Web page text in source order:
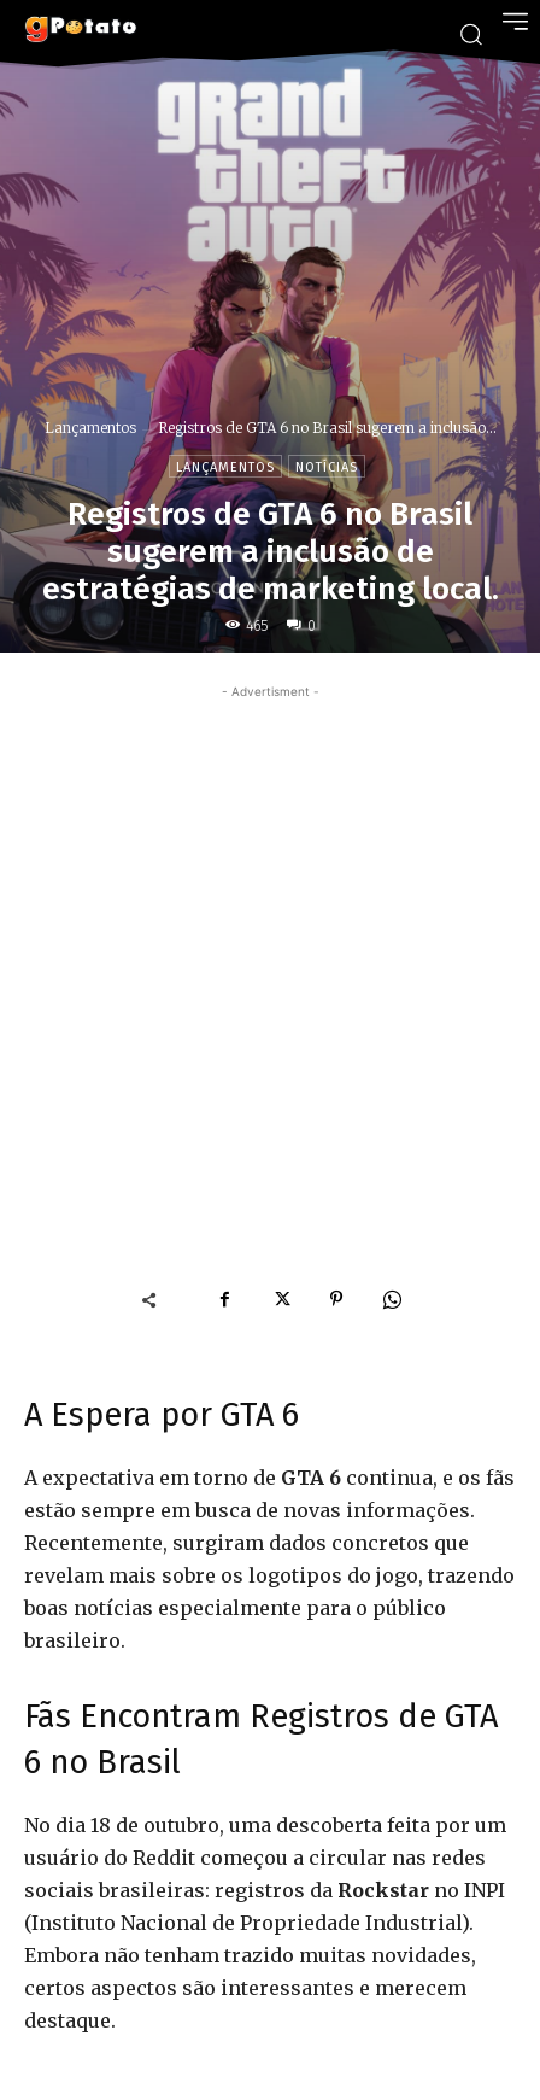
Lançamentos Registros de GTA 6 no Brasil sugerem a inclusão...
LANÇAMENTOS NOTÍCIAS
Registros de GTA 6 no Brasil
sugerem a inclusão de
estratégias de marketing local.
465 0
- Advertisment -
A Espera por GTA 6
A expectativa em torno de GTA 6 continua, e os fãs
estão sempre em busca de novas informações.
Recentemente, surgiram dados concretos que
revelam mais sobre os logotipos do jogo, trazendo
boas notícias especialmente para o público
brasileiro.
Fãs Encontram Registros de GTA
6 no Brasil
No dia 18 de outubro, uma descoberta feita por um
usuário do Reddit começou a circular nas redes
sociais brasileiras: registros da Rockstar no INPI
(Instituto Nacional de Propriedade Industrial).
Embora não tenham trazido muitas novidades,
certos aspectos são interessantes e merecem
destaque.